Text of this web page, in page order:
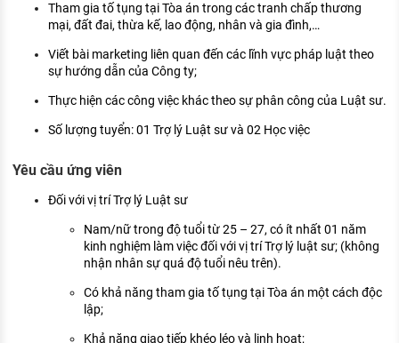
HƯỚNG NGHIỆP VIỆC LÀM
Đặc trưng từng nghề
Xu hướng việc làm
XÂY DỰNG VÀ PHÁT TRIỂN ĐỘI NGŨ
TUYỂN DỤNG VIỆC LÀM
Tham gia tố tụng tại Tòa án trong các tranh chấp thương
mại, đất đai, thừa kế, lao động, nhân và gia đình,…
Viết bài marketing liên quan đến các lĩnh vực pháp luật theo
sự hướng dẫn của Công ty;
Thực hiện các công việc khác theo sự phân công của Luật sư.
Số lượng tuyển: 01 Trợ lý Luật sư và 02 Học việc
Yêu cầu ứng viên
Đối với vị trí Trợ lý Luật sư
Nam/nữ trong độ tuổi từ 25 – 27, có ít nhất 01 năm
kinh nghiệm làm việc đối với vị trí Trợ lý luật sư; (không
nhận nhân sự quá độ tuổi nêu trên).
Có khả năng tham gia tố tụng tại Tòa án một cách độc
lập;
Khả năng giao tiếp khéo léo và linh hoạt;